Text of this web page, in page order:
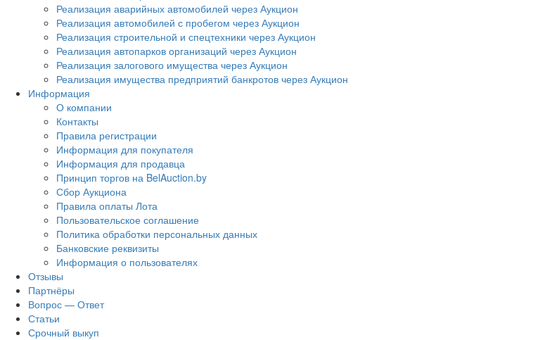
Реализация аварийных автомобилей через Аукцион
Реализация автомобилей с пробегом через Аукцион
Реализация строительной и спецтехники через Аукцион
Реализация автопарков организаций через Аукцион
Реализация залогового имущества через Аукцион
Реализация имущества предприятий банкротов через Аукцион
Информация
О компании
Контакты
Правила регистрации
Информация для покупателя
Информация для продавца
Принцип торгов на BelAuction.by
Сбор Аукциона
Правила оплаты Лота
Пользовательское соглашение
Политика обработки персональных данных
Банковские реквизиты
Информация о пользователях
Отзывы
Партнёры
Вопрос — Ответ
Статьи
Срочный выкуп